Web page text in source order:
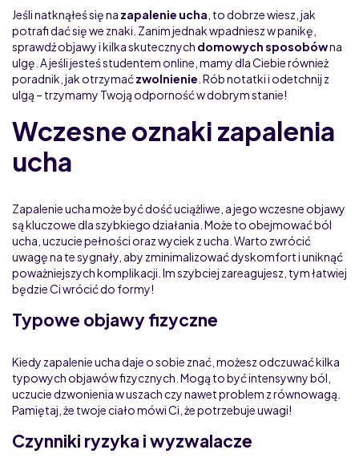
Jeśli natknąłeś się na zapalenie ucha , to dobrze wiesz, jak
potrafi dać się we znaki. Zanim jednak wpadniesz w panikę,
sprawdź objawy i kilka skutecznych domowych sposobówna
ulgę. A jeśli jesteś studentem online, mamy dla Ciebie również
poradnik, jak otrzymaćzwolnienie . Rób notatki i odetchnij z
ulgą – trzymamy Twoją odporność w dobrym stanie!
Wczesne oznaki zapalenia
ucha
Zapalenie ucha może być dość uciążliwe, a jego wczesne objawy
są kluczowe dla szybkiego działania. Może to obejmować ból
ucha, uczucie pełności oraz wyciek z ucha. Warto zwrócić
uwagę na te sygnały, aby zminimalizować dyskomfort i uniknąć
poważniejszych komplikacji. Im szybciej zareagujesz, tym łatwiej
będzie Ci wrócić do formy!
Typowe objawy fizyczne
Kiedy zapalenie ucha daje o sobie znać, możesz odczuwać kilka
typowych objawów fizycznych. Mogą to być intensywny ból,
uczucie dzwonienia w uszach czy nawet problem z równowagą.
Pamiętaj, że twoje ciało mówi Ci, że potrzebuje uwagi!
Czynniki ryzyka i wyzwalacze